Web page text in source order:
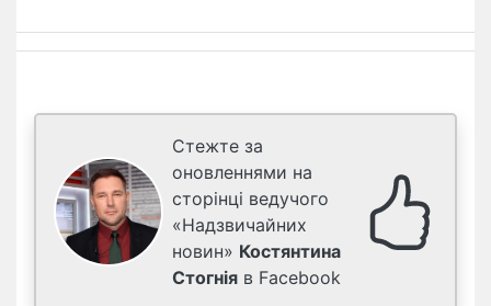
Стежте за
оновленнями на
сторінці ведучого
«Надзвичайних
новин» Костянтина
Стогнія в Facebook